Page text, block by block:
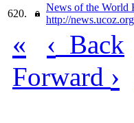
620.
News of the
http://
« ‹ Back
Forward ›